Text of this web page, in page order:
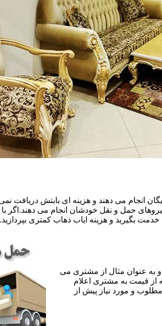
انجام می دهند و هزینه ای بابتش دریافت نمی
حمل و نقل خودشان انجام می دهند.اگر با
بگیرید و هزینه ایاب ذهاب کمتری بپردازید.
و به عنوان مثال از مشتری می
از قیمت به مشتری اعلام
و مورد نیاز پیش از